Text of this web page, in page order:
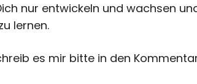
nur entwickeln und wachsen
lernen.
es mir bitte in den